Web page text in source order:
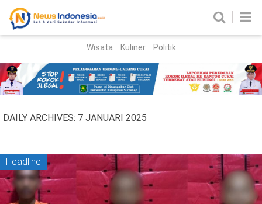
Parlemen
Nasional
Peristiwa
Wisata Kuliner Politik
DAILY ARCHIVES: 7 JANUARI 2025
Headline